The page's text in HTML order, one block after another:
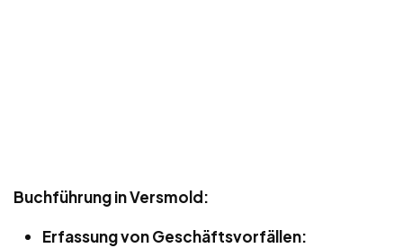
Buchführung in Versmold:
Erfassung von Geschäftsvorfällen: